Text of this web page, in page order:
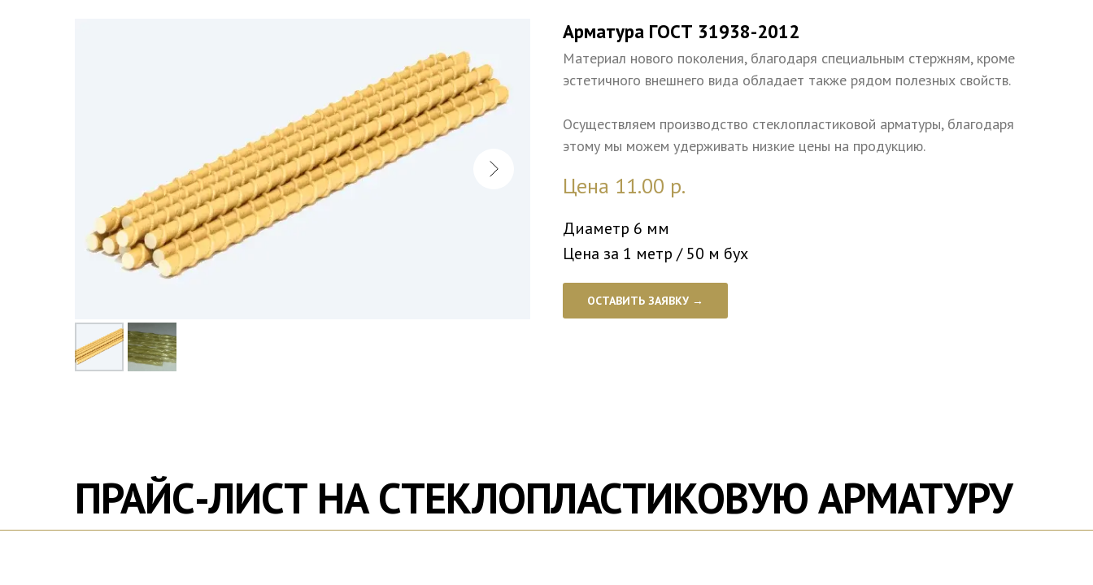
Арматура ГОСТ 31938-2012
Материал нового поколения, благодаря специальным стержням, кроме
эстетичного внешнего вида обладает также рядом полезных свойств.
Осуществляем производство стеклопластиковой арматуры, благодаря
этому мы можем удерживать низкие цены на продукцию.
Цена 11.00 р.
Диаметр 6 мм
Цена за 1 метр / 50 м бух
ОСТАВИТЬ ЗАЯВКУ →
ПРАЙС-ЛИСТ НА СТЕКЛОПЛАСТИКОВУЮ АРМАТУРУ